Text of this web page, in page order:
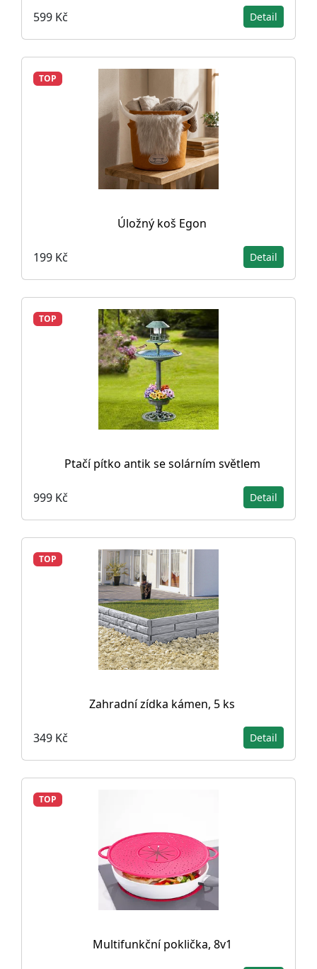
599 Kč Detail
TOP
Úložný koš Egon
199 Kč Detail
TOP
Ptačí pítko antik se solárním světlem
999 Kč Detail
TOP
Zahradní zídka kámen, 5 ks
349 Kč Detail
TOP
Multifunkční poklička, 8v1